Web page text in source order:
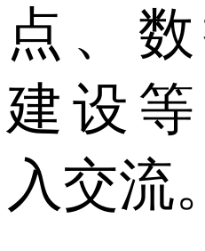
点、
建设
入交流。